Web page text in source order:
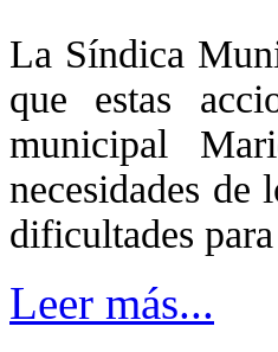
La Síndica
que estas
municipal
necesidades
dificultades
Leer más...